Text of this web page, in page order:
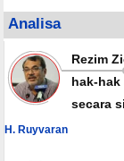
Hamas Tekankan
Yordania Buka Jalur
Analisa
Rezim
hak-hak
secara
H. Ruyvaran